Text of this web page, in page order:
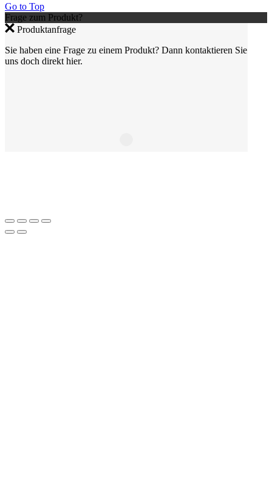
Go to Top
Frage zum Produkt?
Produktanfrage
Sie haben eine Frage zu einem Produkt? Dann kontaktieren Sie
uns doch direkt hier.